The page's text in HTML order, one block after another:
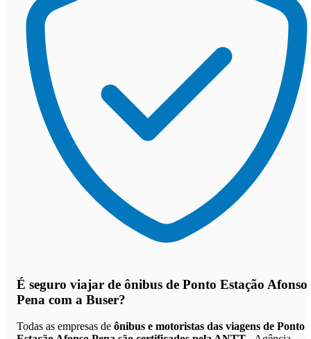
É seguro viajar de ônibus de Ponto Estação Afonso
Pena com a Buser?
Todas as empresas de ônibus e motoristas das viagens de Ponto